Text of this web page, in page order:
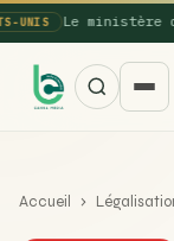
Le ministère des
Accueil ›